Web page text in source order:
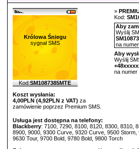
Królowa Śniegu
sygnał SMS
Kod:SM1087385MTE
Koszt wysłania:
4,00PLN (4,92PLN z VAT) za
zamówienie poprzez Premium SMS.
»
Kod:
Aby
Wyślij
na
Aby
Wyślij
na numer
Usługa jest dostępna na telefony:
Blackberry: 7100, 7290, 8100, 8120, 8300, 8310,
8900, 9000, 9300 Curve, 9320 Curve, 9500 Storm,
9630 Tour, 9700 Bold, 9780 Bold, 9800 Torch